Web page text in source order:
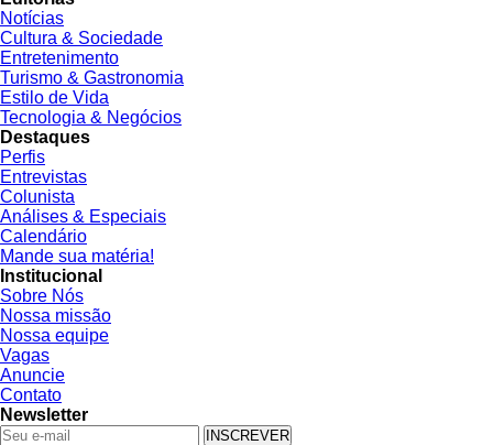
Notícias
Cultura & Sociedade
Entretenimento
Turismo & Gastronomia
Estilo de Vida
Tecnologia & Negócios
Destaques
Perfis
Entrevistas
Colunista
Análises & Especiais
Calendário
Mande sua matéria!
Institucional
Sobre Nós
Nossa missão
Nossa equipe
Vagas
Anuncie
Contato
Newsletter
INSCREVER